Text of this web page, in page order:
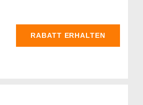
RABATT ERHALTEN